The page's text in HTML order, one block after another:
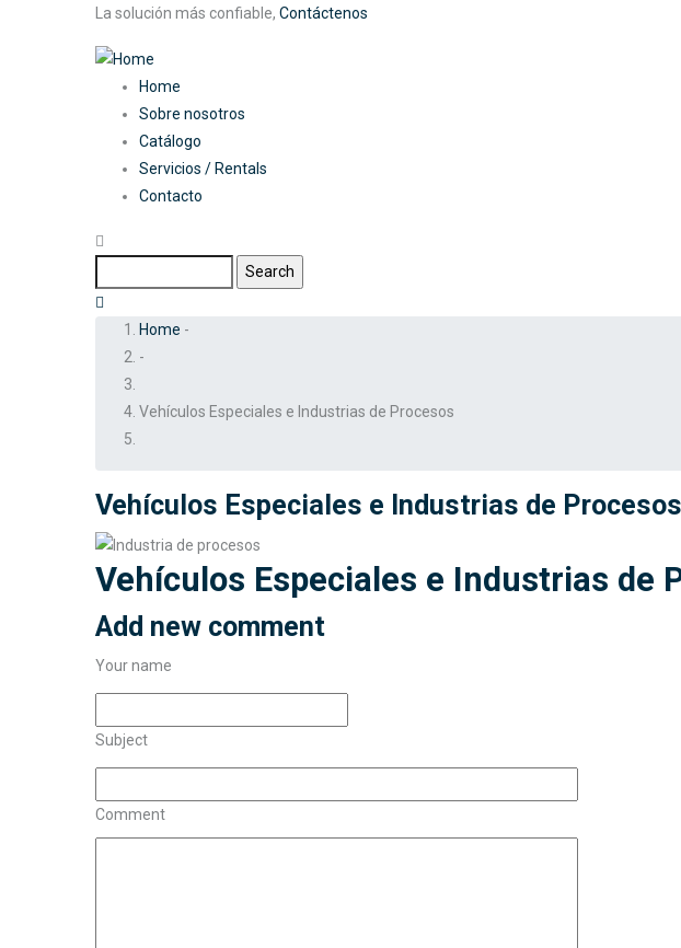
La solución más confiable, Contáctenos
Main
navigation
Home
Sobre nosotros
Catálogo
Servicios / Rentals
Contacto
Breadcrumb
Home -
-
Vehículos Especiales e Industrias de Procesos
Vehículos Especiales e Industrias de Procesos
Vehículos Especiales e Industrias de
Add new comment
Your name
Subject
Comment